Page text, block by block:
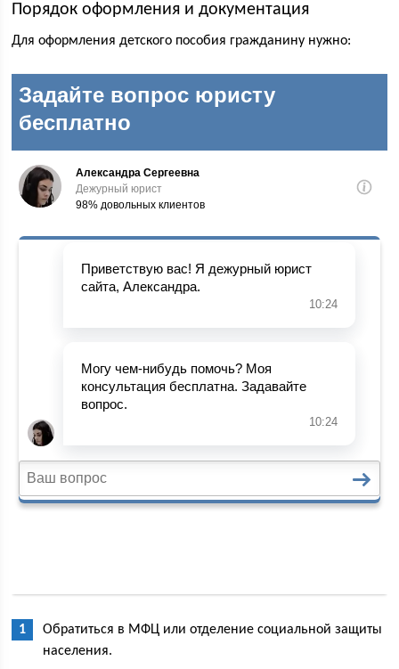
Порядок оформления и документация
Для оформления детского пособия гражданину нужно:
Обратиться в МФЦ или отделение социальной защиты
населения.